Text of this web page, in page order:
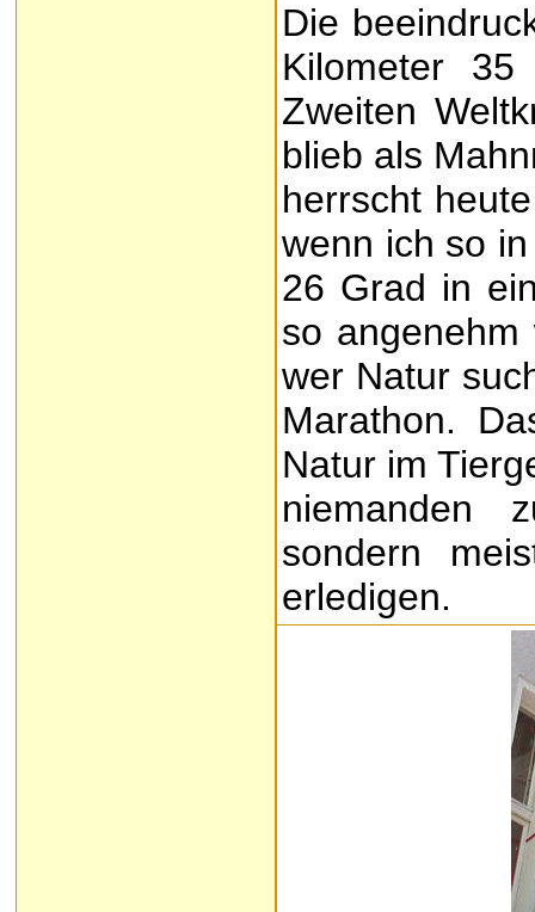
Die
Kilometer
Zweiten
blieb als
herrscht
wenn ich so
26 Grad in
so
wer Natur
Marathon.
Natur im
niemanden
sondern
erledigen.